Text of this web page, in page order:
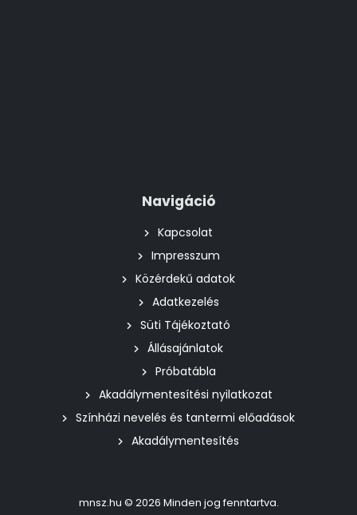
Navigáció
Kapcsolat
Impresszum
Közérdekű adatok
Adatkezelés
Süti Tájékoztató
Állásajánlatok
Próbatábla
Akadálymentesítési nyilatkozat
Színházi nevelés és tantermi előadások
Akadálymentesítés
mnsz.hu © 2026 Minden jog fenntartva.